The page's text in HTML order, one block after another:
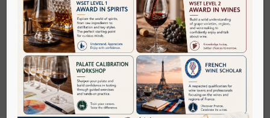
考試複習班
味蕾校準品酒工作坊
清酒